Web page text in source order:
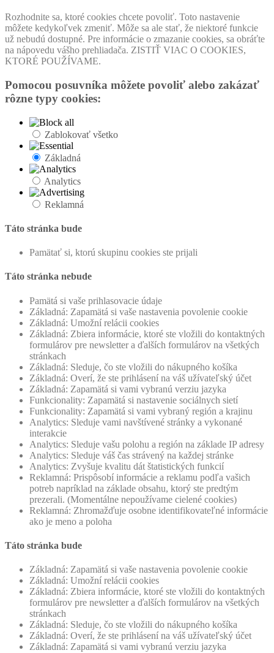
Rozhodnite sa, ktoré cookies chcete povoliť. Toto nastavenie
môžete kedykoľvek zmeniť. Môže sa ale stať, že niektoré funkcie
už nebudú dostupné. Pre informácie o zmazanie cookies, sa obráťte
na nápovedu vášho prehliadača. ZISTIŤ VIAC O COOKIES,
KTORÉ POUŽÍVAME.
Pomocou posuvníka môžete povoliť alebo zakázať
rôzne typy cookies:
Zablokovať všetko
Základná
Analytics
Reklamná
Táto stránka bude
Pamätať si, ktorú skupinu cookies ste prijali
Táto stránka nebude
Pamätá si vaše prihlasovacie údaje
Základná: Zapamätá si vaše nastavenia povolenie cookie
Základná: Umožní relácii cookies
Základná: Zbiera informácie, ktoré ste vložili do kontaktných
formulárov pre newsletter a ďalších formulárov na všetkých
stránkach
Základná: Sleduje, čo ste vložili do nákupného košíka
Základná: Overí, že ste prihlásení na váš užívateľský účet
Základná: Zapamätá si vami vybranú verziu jazyka
Funkcionality: Zapamätá si nastavenie sociálnych sietí
Funkcionality: Zapamätá si vami vybraný región a krajinu
Analytics: Sleduje vami navštívené stránky a vykonané
interakcie
Analytics: Sleduje vašu polohu a región na základe IP adresy
Analytics: Sleduje váš čas strávený na každej stránke
Analytics: Zvyšuje kvalitu dát štatistických funkcií
Reklamná: Prispôsobí informácie a reklamu podľa vašich
potreb napríklad na základe obsahu, ktorý ste predtým
prezerali. (Momentálne nepoužívame cielené cookies)
Reklamná: Zhromažďuje osobne identifikovateľné informácie
ako je meno a poloha
Táto stránka bude
Základná: Zapamätá si vaše nastavenia povolenie cookie
Základná: Umožní relácii cookies
Základná: Zbiera informácie, ktoré ste vložili do kontaktných
formulárov pre newsletter a ďalších formulárov na všetkých
stránkach
Základná: Sleduje, čo ste vložili do nákupného košíka
Základná: Overí, že ste prihlásení na váš užívateľský účet
Základná: Zapamätá si vami vybranú verziu jazyka